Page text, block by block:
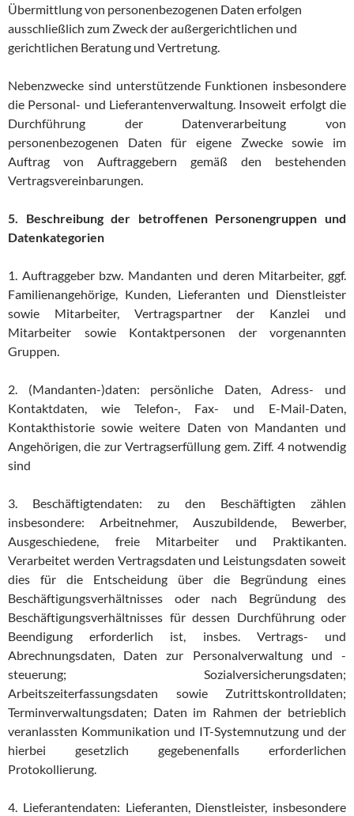
Übermittlung von personenbezogenen Daten erfolgen
ausschließlich zum Zweck der außergerichtlichen und
gerichtlichen Beratung und Vertretung.
Nebenzwecke sind unterstützende Funktionen insbesondere
die Personal- und Lieferantenverwaltung. Insoweit erfolgt die
Durchführung der Datenverarbeitung von
personenbezogenen Daten für eigene Zwecke sowie im
Auftrag von Auftraggebern gemäß den bestehenden
Vertragsvereinbarungen.
5. Beschreibung der betroffenen Personengruppen und
Datenkategorien
1. Auftraggeber bzw. Mandanten und deren Mitarbeiter, ggf.
Familienangehörige, Kunden, Lieferanten und Dienstleister
sowie Mitarbeiter, Vertragspartner der Kanzlei und
Mitarbeiter sowie Kontaktpersonen der vorgenannten
Gruppen.
2. (Mandanten-)daten: persönliche Daten, Adress- und
Kontaktdaten, wie Telefon-, Fax- und E-Mail-Daten,
Kontakthistorie sowie weitere Daten von Mandanten und
Angehörigen, die zur Vertragserfüllung gem. Ziff. 4 notwendig
sind
3. Beschäftigtendaten: zu den Beschäftigten zählen
insbesondere: Arbeitnehmer, Auszubildende, Bewerber,
Ausgeschiedene, freie Mitarbeiter und Praktikanten.
Verarbeitet werden Vertragsdaten und Leistungsdaten soweit
dies für die Entscheidung über die Begründung eines
Beschäftigungsverhältnisses oder nach Begründung des
Beschäftigungsverhältnisses für dessen Durchführung oder
Beendigung erforderlich ist, insbes. Vertrags- und
Abrechnungsdaten, Daten zur Personalverwaltung und -
steuerung; Sozialversicherungsdaten;
Arbeitszeiterfassungsdaten sowie Zutrittskontrolldaten;
Terminverwaltungsdaten; Daten im Rahmen der betrieblich
veranlassten Kommunikation und IT-Systemnutzung und der
hierbei gesetzlich gegebenenfalls erforderlichen
Protokollierung.
4. Lieferantendaten: Lieferanten, Dienstleister, insbesondere